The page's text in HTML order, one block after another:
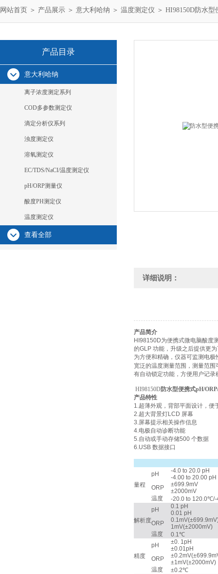
网站首页 ＞ 产品展示 ＞ 意大利哈纳 ＞ 温度测定仪 ＞ HI98150D防水
产品目录
意大利哈纳
离子浓度测定系列
COD多参数测定仪
滴定分析仪系列
浊度测定仪
溶氧测定仪
EC/TDS/NaCI/温度测定仪
pH/ORP测量仪
酸度PH测定仪
温度测定仪
查看全部
详细说明：
产品简介
HI98150D为便携式微电脑酸度
的GLP 功能，升级之后提供更
为方便和精确，仪器可监测电
宽泛的温度测量范围，测量范
有自动锁定功能，方便用户记
HI98150D防水型便携式pH/
产品特性
1.超薄外观，背部平面设计，便
2.超大背景灯LCD 屏幕
3.屏幕提示相关操作信息
4.电极自动诊断功能
5.自动或手动存储500 个数据
6.USB 数据接口
量程
pH
-4.0 to 20.0 pH
-4.00 to 20.00 pH
ORP
±699.9mV
±2000mV
温度
-20.0 to 120.0℃/-
解析度
pH
0.1 pH
0.01 pH
ORP
1mV(±2000mV)
温度
0.1℃
精度
pH
±0. 1pH
±0.01pH
ORP
±1mV(±2000mV)
温度
±0.2℃